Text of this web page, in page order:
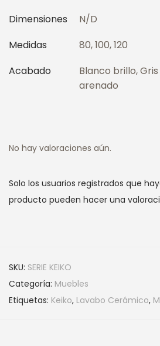
Dimensiones
N/D
Medidas
80, 100, 120
Acabado
Blanco brillo,
arenado
No hay valoraciones aún.
Solo los usuarios registrados que
producto pueden hacer una
SKU: SERIE KEIKO
Categoría: Muebles
Etiquetas: Keiko, Lavabo Cerámico,